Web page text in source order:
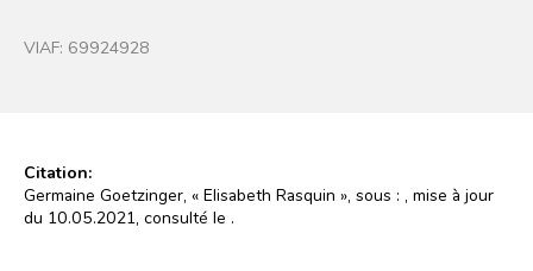
VIAF: 69924928
Citation:
Germaine Goetzinger, « Elisabeth Rasquin », sous : , mise à jour
du 10.05.2021, consulté le .